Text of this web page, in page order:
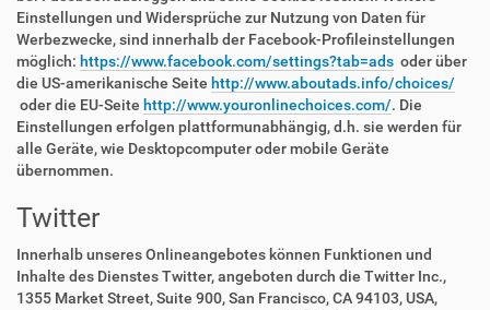
Einstellungen und Widersprüche zur Nutzung von Daten für
Werbezwecke, sind innerhalb der Facebook-Profileinstellungen
möglich: https://www.facebook.com/settings?tab=ads oder über
die US-amerikanische Seite http://www.aboutads.info/choices/
oder die EU-Seite http://www.youronlinechoices.com/. Die
Einstellungen erfolgen plattformunabhängig, d.h. sie werden für
alle Geräte, wie Desktopcomputer oder mobile Geräte
übernommen.
Twitter
Innerhalb unseres Onlineangebotes können Funktionen und
Inhalte des Dienstes Twitter, angeboten durch die Twitter Inc.,
1355 Market Street, Suite 900, San Francisco, CA 94103, USA,